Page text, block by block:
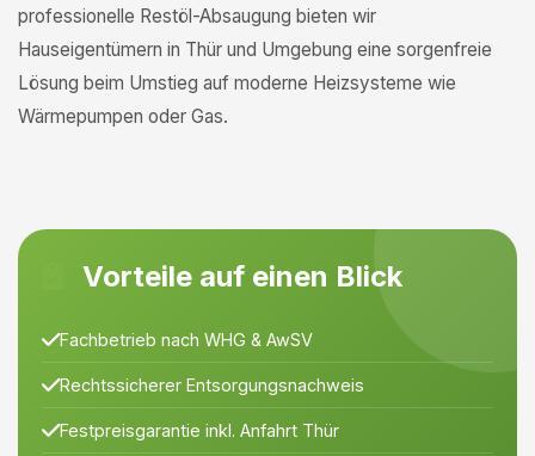
professionelle Restöl-Absaugung bieten wir
Hauseigentümern in Thür und Umgebung eine sorgenfreie
Lösung beim Umstieg auf moderne Heizsysteme wie
Wärmepumpen oder Gas.
Vorteile auf einen Blick
Fachbetrieb nach WHG & AwSV
Rechtssicherer Entsorgungsnachweis
Festpreisgarantie inkl. Anfahrt Thür